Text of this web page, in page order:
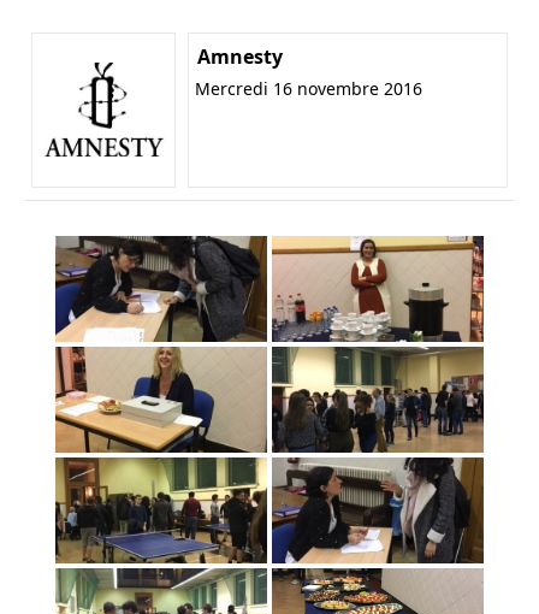
Amnesty
Mercredi 16 novembre 2016